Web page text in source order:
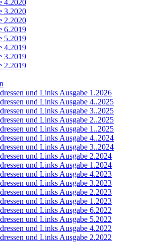
4.2020
3.2020
2.2020
6.2019
5.2019
4.2019
3.2019
2.2019
und Links Ausgabe 1.2026
und Links Ausgabe 4..2025
und Links Ausgabe 3..2025
und Links Ausgabe 2..2025
und Links Ausgabe 1..2025
und Links Ausgabe 4..2024
und Links Ausgabe 3..2024
und Links Ausgabe 2.2024
und Links Ausgabe 1.2024
und Links Ausgabe 4.2023
und Links Ausgabe 3.2023
und Links Ausgabe 2.2023
und Links Ausgabe 1.2023
und Links Ausgabe 6.2022
und Links Ausgabe 5.2022
und Links Ausgabe 4.2022
und Links Ausgabe 2.2022